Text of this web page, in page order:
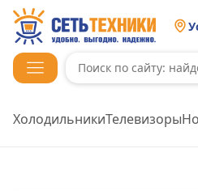
ХолодильникиТелевизоры